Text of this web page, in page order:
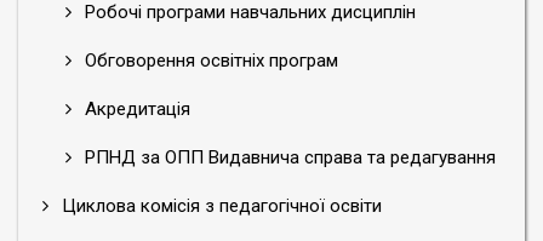
Робочі програми навчальних дисциплін
Обговорення освітніх програм
Акредитація
РПНД за ОПП Видавнича справа та редагування
Циклова комісія з педагогічної освіти